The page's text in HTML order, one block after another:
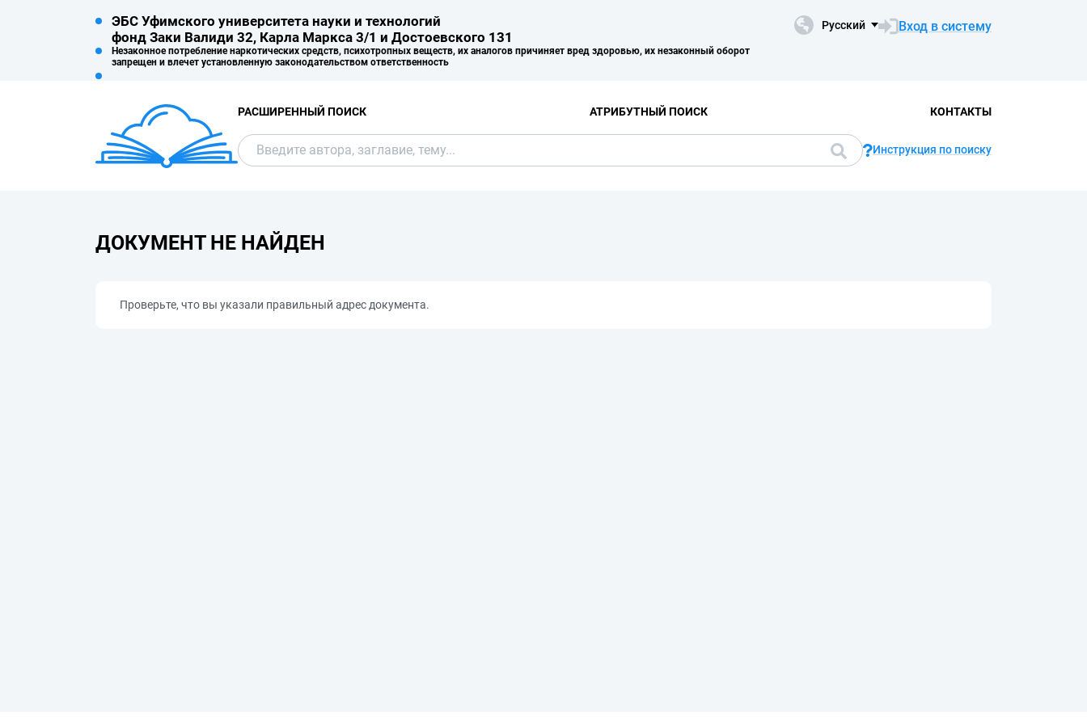
ЭБС Уфимского университета науки и технологий
фонд Заки Валиди 32, Карла Маркса 3/1 и Достоевского 131
Незаконное потребление наркотических средств, психотропных веществ, их аналогов причиняет вред здоровью, их незаконный оборот
запрещен и влечет установленную законодательством ответственность
Русский Вход в систему
РАСШИРЕННЫЙ ПОИСК АТРИБУТНЫЙ ПОИСК КОНТАКТЫ
Инструкция по поиску
ДОКУМЕНТ НЕ НАЙДЕН
Проверьте, что вы указали правильный адрес документа.